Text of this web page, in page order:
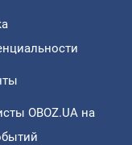
OBOZ.UA на